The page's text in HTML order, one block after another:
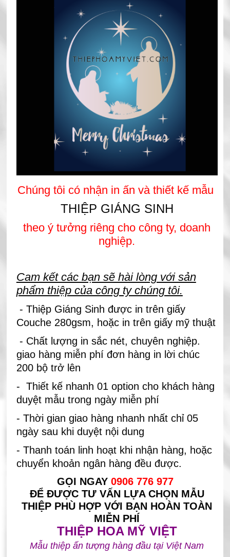
Chúng tôi có nhận in ấn và thiết kế mẫu
THIỆP GIÁNG SINH
theo ý tưởng riêng cho công ty, doanh
nghiệp.
Cam kết các bạn sẽ hài lòng với sản
phẩm thiệp của công ty chúng tôi.
- Thiệp Giáng Sinh được in trên giấy
Couche 280gsm, hoặc in trên giấy mỹ thuật
- Chất lượng in sắc nét, chuyên nghiệp.
giao hàng miễn phí đơn hàng in lời chúc
200 bộ trở lên
- Thiết kế nhanh 01 option cho khách hàng
duyệt mẫu trong ngày miễn phí
- Thời gian giao hàng nhanh nhất chỉ 05
ngày sau khi duyệt nội dung
- Thanh toán linh hoạt khi nhận hàng, hoặc
chuyển khoản ngân hàng đều được.
GỌI NGAY0906 776 977
ĐỂ ĐƯỢC TƯ VẤN LỰA CHỌN MẪU
THIỆP PHÙ HỢP VỚI BẠN HOÀN TOÀN
MIỄN PHÍ
THIỆP HOA MỸ VIỆT
Mẫu thiệp ấn tượng hàng đầu tại Việt Nam